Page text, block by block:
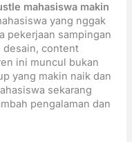
mahasiswa makin
yang nggak
pekerjaan sampingan
desain, content
ini muncul bukan
yang makin naik dan
sekarang
pengalaman dan